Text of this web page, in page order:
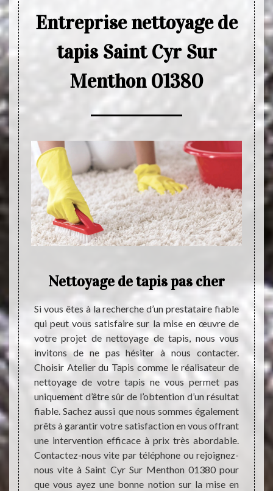
Entreprise nettoyage de
tapis Saint Cyr Sur
Menthon 01380
très
et
pas
vous
de
Nettoyage de tapis pas cher
Si vous êtes à la recherche d’un prestataire fiable
qui peut vous satisfaire sur la mise en œuvre de
votre projet de nettoyage de tapis, nous vous
invitons de ne pas hésiter à nous contacter.
Choisir Atelier du Tapis comme le réalisateur de
nettoyage de votre tapis ne vous permet pas
uniquement d’être sûr de l’obtention d’un résultat
fiable. Sachez aussi que nous sommes également
prêts à garantir votre satisfaction en vous offrant
une intervention efficace à prix très abordable.
Contactez-nous vite par téléphone ou rejoignez-
nous vite à Saint Cyr Sur Menthon 01380 pour
que vous ayez une bonne notion sur la mise en
La
des